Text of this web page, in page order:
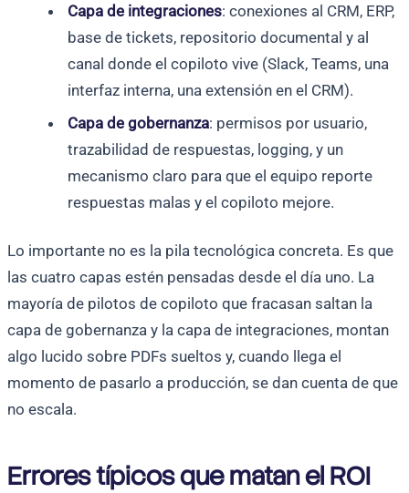
Capa de integraciones: conexiones al CRM, ERP,
base de tickets, repositorio documental y al
canal donde el copiloto vive (Slack, Teams, una
interfaz interna, una extensión en el CRM).
Capa de gobernanza: permisos por usuario,
trazabilidad de respuestas, logging, y un
mecanismo claro para que el equipo reporte
respuestas malas y el copiloto mejore.
Lo importante no es la pila tecnológica concreta. Es que
las cuatro capas estén pensadas desde el día uno. La
mayoría de pilotos de copiloto que fracasan saltan la
capa de gobernanza y la capa de integraciones, montan
algo lucido sobre PDFs sueltos y, cuando llega el
momento de pasarlo a producción, se dan cuenta de que
no escala.
Errores típicos que matan el ROI